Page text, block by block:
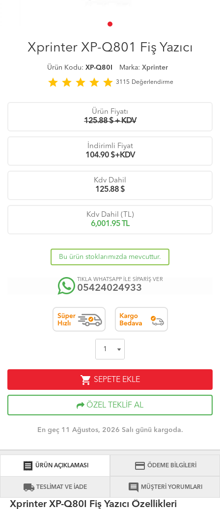
Xprinter XP-Q801 Fiş Yazıcı
Ürün Kodu: XP-Q80I Marka: Xprinter
star star star star star 3115 Değerlendirme
Ürün Fiyatı
125.88 $ + KDV
İndirimli Fiyat
104.90 $+KDV
Kdv Dahil
125.88 $
Kdv Dahil (TL)
6,001.95 TL
Bu ürün stoklarımızda mevcuttur.
TIKLA WHATSAPP İLE SİPARİŞ VER
05424024933
shopping_cart SEPETE EKLE
ÖZEL TEKLİF AL
En geç 11 Ağustos, 2026 Salı günü kargoda.
receipt ÜRÜN AÇIKLAMASI credit_card ÖDEME BİLGİLERİ
local_shipping TESLİMAT VE İADE comment MÜŞTERİ YORUMLARI
Xprinter XP-Q80I Fiş Yazıcı Özellikleri